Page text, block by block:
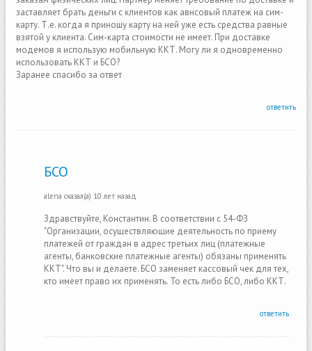
заставляет брать деньги с клиентов как авнсовый платеж на сим-
карту. Т.е. когда я приношу карту на ней уже есть средства равные
взятой у клиента. Сим-карта стоимости не имеет. При доставке
модемов я использую мобильную ККТ. Могу ли я одновременно
использовать ККТ и БСО?
Заранее спасибо за ответ
ответить
БСО
alena сказал(а) 10 лет назад
Здравствуйте, Константин. В соответствии с 54-ФЗ
"Организации, осуществляющие деятельность по приему
платежей от граждан в адрес третьих лиц (платежные
агенты, банковские платежные агенты) обязаны применять
ККТ". Что вы и делаете. БСО заменяет кассовый чек для тех,
кто имеет право их применять. То есть либо БСО, либо ККТ.
ответить